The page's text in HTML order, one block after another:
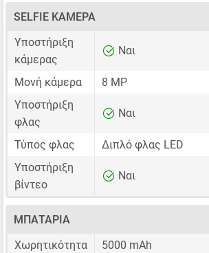
SELFIE ΚΆΜΕΡΑ
Υποστήριξη
κάμερας
Ναι
Μονή κάμερα
8 MP
Υποστήριξη
φλας
Ναι
Τύπος φλας
Διπλό φλας LED
Υποστήριξη
βίντεο
Ναι
ΜΠΑΤΑΡΊΑ
Χωρητικότητα
5000 mAh